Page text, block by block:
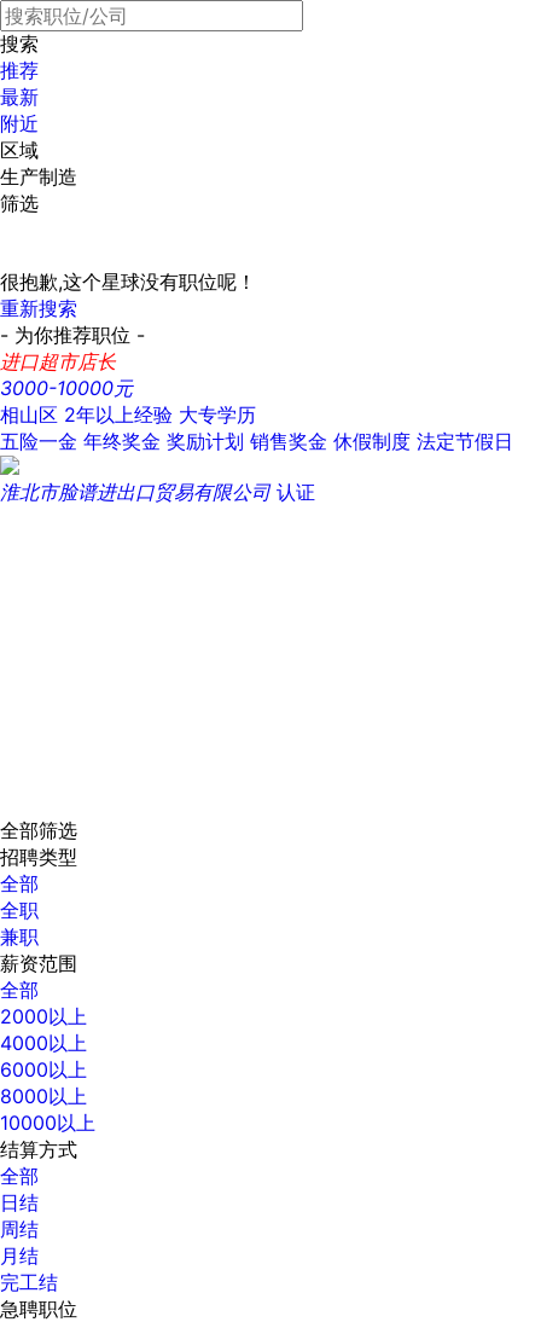
搜索
推荐
最新
附近
区域
生产制造
筛选
很抱歉,这个星球没有职位呢！
重新搜索
- 为你推荐职位 -
进口超市店长
3000-10000元
相山区 2年以上经验 大专学历
五险一金 年终奖金 奖励计划 销售奖金 休假制度 法定节假日
淮北市脸谱进出口贸易有限公司 认证
全部筛选
招聘类型
全部
全职
兼职
薪资范围
全部
2000以上
4000以上
6000以上
8000以上
10000以上
结算方式
全部
日结
周结
月结
完工结
急聘职位